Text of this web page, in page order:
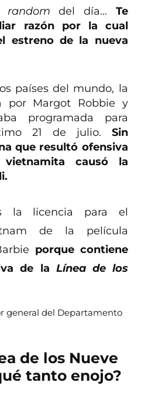
randomdel día… Te
razón por la cual
estreno de la nueva
países del mundo, la
por Margot Robbie y
programada para
21 de julio. Sin
que resultó ofensiva
causó la
la licencia para el
de la película
porque contiene
de la Línea de los
general del Departamento
de los Nueve
tanto enojo?